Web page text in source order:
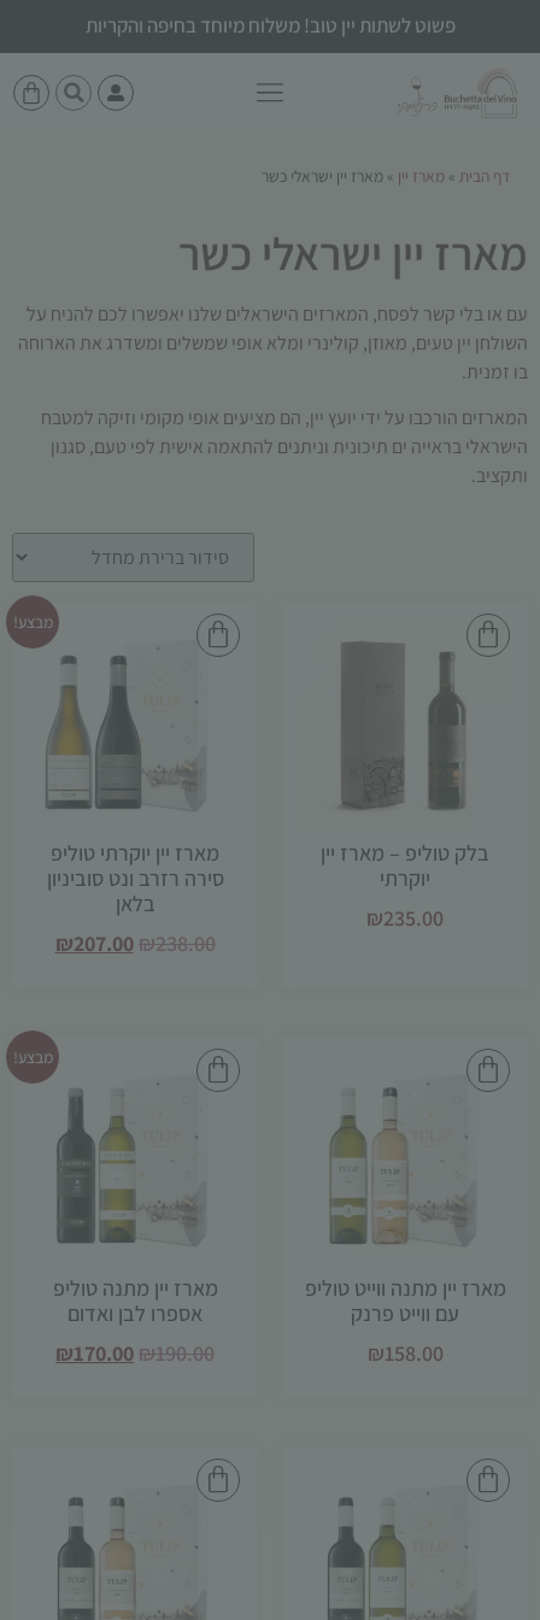
פשוט לשתות יין טוב! משלוח מיוחד בחיפה והקריות
דף הבית » מארז יין » מארז יין ישראלי כשר
מארז יין ישראלי כשר
עם או בלי קשר לפסח, המארזים הישראלים שלנו יאפשרו לכם להניח על
השולחן יין טעים, מאוזן, קולינרי ומלא אופי שמשלים ומשדרג את הארוחה
בו זמנית.
המארזים הורכבו על ידי יועץ יין, הם מציעים אופי מקומי וזיקה למטבח
הישראלי בראייה ים תיכונית וניתנים להתאמה אישית לפי טעם, סגנון
ותקציב.
בלק טוליפ – מארז יין
יוקרתי
₪235.00
מבצע!
מארז יין יוקרתי טוליפ
סירה רזרב ונט סוביניון
בלאן
₪238.00
₪207.00
מארז יין מתנה ווייט טוליפ
עם ווייט פרנק
₪158.00
מבצע!
מארז יין מתנה טוליפ
אספרו לבן ואדום
₪190.00
₪170.00
אופציונליים.
הם נדרשים
האתר.
כדי שנוכל
לשפר את
תפקוד האתר
בהתבסס על
באתר.
חוויית
משתמש
שלנו יעבוד
ביקורך. אם
תסרב/י
לקובצי
באתר